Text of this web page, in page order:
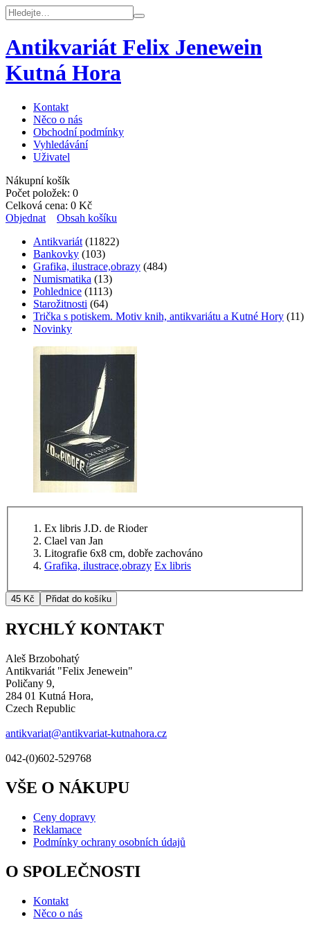
Antikvariát Felix Jenewein
Kutná Hora
Kontakt
Něco o nás
Obchodní podmínky
Vyhledávání
Uživatel
Nákupní košík
Počet položek: 0
Celková cena: 0 Kč
Objednat
Obsah košíku
Antikvariát (11822)
Bankovky (103)
Grafika, ilustrace,obrazy (484)
Numismatika (13)
Pohlednice (1113)
Starožitnosti (64)
Trička s potiskem. Motiv knih, antikvariátu a Kutné Hory (11)
Novinky
Ex libris J.D. de Rioder
Clael van Jan
Litografie 6x8 cm, dobře zachováno
Grafika, ilustrace,obrazy Ex libris
RYCHLÝ KONTAKT
Aleš Brzobohatý
Antikvariát "Felix Jenewein"
Poličany 9,
284 01 Kutná Hora,
Czech Republic
antikvariat@antikvariat-kutnahora.cz
042-(0)602-529768
VŠE O NÁKUPU
Ceny dopravy
Reklamace
Podmínky ochrany osobních údajů
O SPOLEČNOSTI
Kontakt
Něco o nás